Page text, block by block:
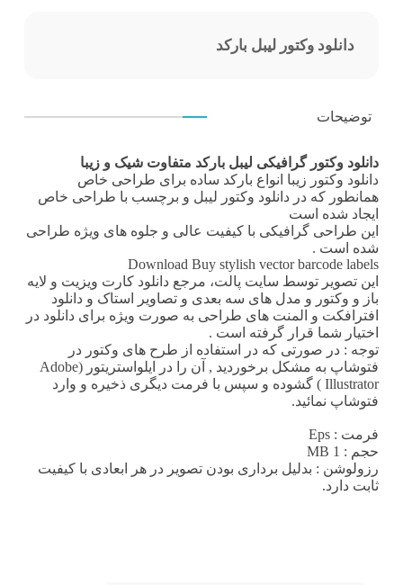
دانلود وکتور لیبل بارکد
توضیحات
دانلود وکتور گرافیکی لیبل بارکد متفاوت شیک و زیبا
دانلود وکتور زیبا انواع بارکد ساده برای طراحی خاص
همانطور که در دانلود وکتور لیبل و برچسب با طراحی خاص
ایجاد شده است
این طراحی گرافیکی با کیفیت عالی و جلوه های ویژه طراحی
شده است .
Download Buy stylish vector barcode labels
این تصویر توسط سایت پالت، مرجع دانلود کارت ویزیت و لایه
باز و وکتور و مدل های سه بعدی و تصاویر استاک و دانلود
افترافکت و المنت های طراحی به صورت ویژه برای دانلود در
اختیار شما قرار گرفته است .
توجه : در صورتی که در استفاده از طرح های وکتور در
فتوشاپ به مشکل برخوردید , آن را در ایلواستریتور (Adobe
Illustrator ) گشوده و سپس با فرمت دیگری ذخیره و وارد
فتوشاپ نمائید.
فرمت : Eps
حجم : 1 MB
رزولوشن : بدلیل برداری بودن تصویر در هر ابعادی با کیفیت
ثابت دارد.